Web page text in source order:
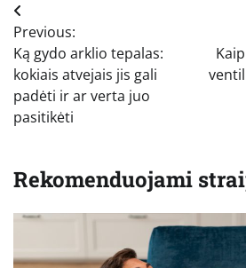
Navigacija
tarp
įrašų
Previous:
Ką gydo arklio tepalas:
kokiais atvejais jis gali
padėti ir ar verta juo
pasitikėti
Rekomenduojami